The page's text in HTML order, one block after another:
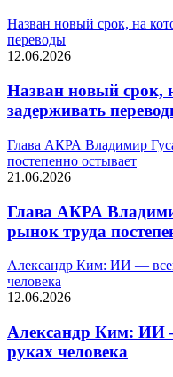
Назван новый срок, на
переводы
12.06.2026
Назван новый срок,
задерживать
Глава АКРА Владимир
постепенно остывает
21.06.2026
Глава АКРА
рынок труда
Александр Ким: ИИ —
человека
12.06.2026
Александр Ким: ИИ
руках человека